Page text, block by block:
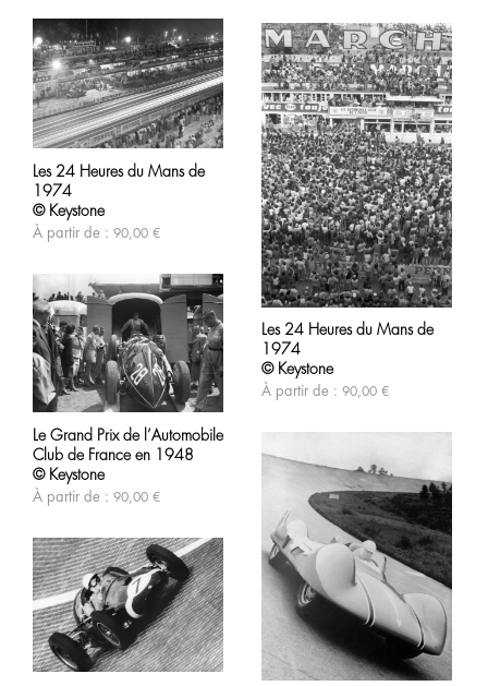
choisies
sur
la
page
du
produit
être
choisies
sur
la
page
du
produit
Ce
a
plusieurs
variations.
Les
options
être
choisies
sur
la
page
du
produit
Les 24 Heures du Mans de
1974
© Keystone
À partir de : 90,00 €
Ce
a
plusieurs
variations.
Les
options
choisies
page
produit
Les 24 Heures du Mans de
1974
© Keystone
À partir de : 90,00 €
Ce
a
plusieurs
variations.
Les
options
être
choisies
sur
la
page
du
produit
Le Grand Prix de l’Automobile
Club de France en 1948
© Keystone
À partir de : 90,00 €
Ce
Ce